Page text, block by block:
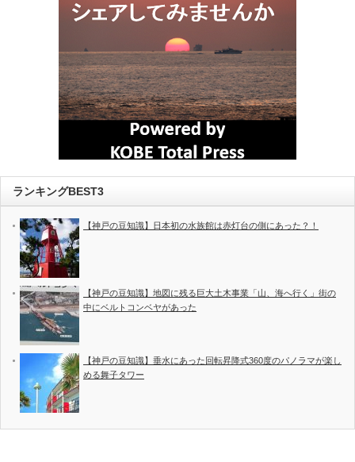
ランキングBEST3
【神戸の豆知識】日本初の水族館は赤灯台の側にあった？！
【神戸の豆知識】地図に残る巨大土木事業「山、海へ行く」街の
中にベルトコンベヤがあった
【神戸の豆知識】垂水にあった回転昇降式360度のパノラマが楽し
める舞子タワー